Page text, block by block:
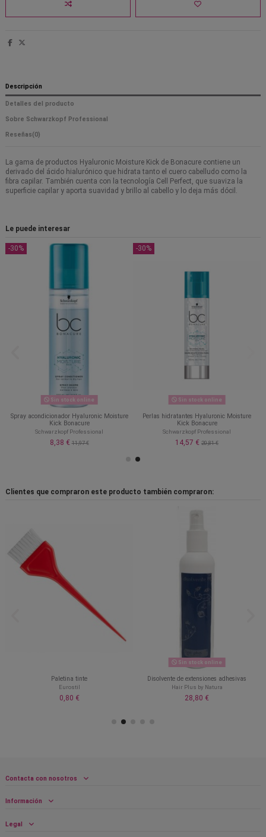
Descripción
Detalles del producto
Sobre Schwarzkopf Professional
Reseñas(0)
La gama de productos Hyaluronic Moisture Kick de Bonacure contiene un
derivado del ácido hialurónico que hidrata tanto el cuero cabelludo como la
fibra capilar. También cuenta con la tecnología Cell Perfect, que suaviza la
superficie capilar y aporta suavidad y brillo al cabello y lo deja más dócil.
Le puede interesar
-30%
Sin stock online
Spray acondicionador Hyaluronic Moisture
Kick Bonacure
Schwarzkopf Professional
8,38 €11,97 €
-30%
Sin stock online
Perlas hidratantes Hyaluronic Moisture
Kick Bonacure
Schwarzkopf Professional
14,57 € 20,81 €
Clientes que compraron este producto también compraron:
Paletina tinte
Eurostil
0,80 €
Sin stock online
Disolvente de extensiones adhesivas
Hair Plus by Natura
28,80 €
Contacta con nosotros
Información
Legal